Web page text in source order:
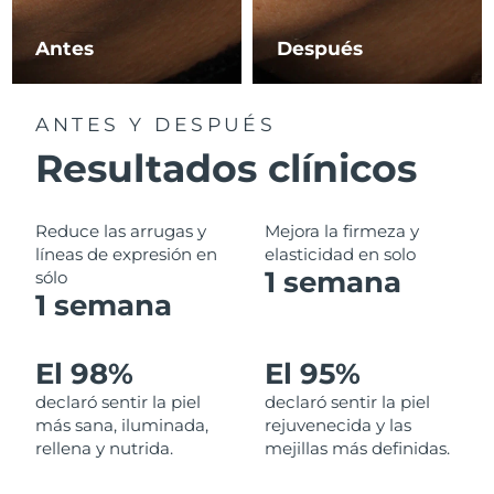
Antes Después
ANTES Y DESPUÉS
Resultados clínicos
Reduce las arrugas y
líneas de expresión en
sólo
1 semana
Mejora la firmeza y
elasticidad en solo
1 semana
El 98%
declaró sentir la piel
más sana, iluminada,
rellena y nutrida.
El 95%
declaró sentir la piel
rejuvenecida y las
mejillas más definidas.
Filipinas Entrega prevista
Portugal Entrega prevista
Catar Entrega prevista 11/08/2026
Reunión
Rumanía
Rusia Entrega prevista 18/08/2026
Arabia Saudí Entrega prevista11/08/2026